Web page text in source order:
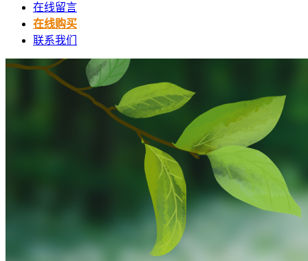
在线留言
在线购买
联系我们